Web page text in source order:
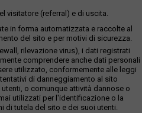
visitatore (referral) e di uscita.
in forma automatizzata e raccolte al
del sito e per motivi di sicurezza.
rilevazione virus), i dati registrati
comprendere anche dati personali
utilizzato, conformemente alle leggi
di danneggiamento al sito
o comunque attività dannose o
utilizzati per l'identificazione o la
di tutela del sito e dei suoi utenti.